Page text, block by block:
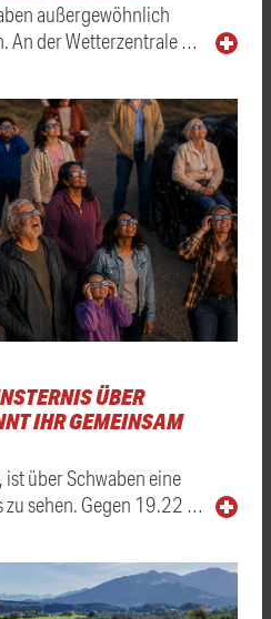
außergewöhnlich
An der Wetterzentrale …
ÜBER
IHR GEMEINSAM
über Schwaben eine
sehen. Gegen 19.22 …